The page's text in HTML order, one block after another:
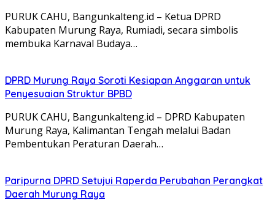
PURUK CAHU, Bangunkalteng.id – Ketua DPRD
Kabupaten Murung Raya, Rumiadi, secara simbolis
membuka Karnaval Budaya…
DPRD Murung Raya Soroti Kesiapan Anggaran untuk
Penyesuaian Struktur BPBD
PURUK CAHU, Bangunkalteng.id – DPRD Kabupaten
Murung Raya, Kalimantan Tengah melalui Badan
Pembentukan Peraturan Daerah…
Paripurna DPRD Setujui Raperda Perubahan Perangkat
Daerah Murung Raya